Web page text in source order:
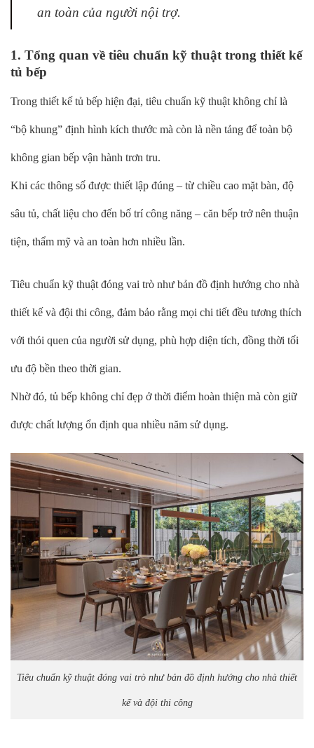
an toàn của người nội trợ.
1. Tổng quan về tiêu chuẩn kỹ thuật trong thiết kế
tủ bếp
Trong thiết kế tủ bếp hiện đại, tiêu chuẩn kỹ thuật không chỉ là
“bộ khung” định hình kích thước mà còn là nền tảng để toàn bộ
không gian bếp vận hành trơn tru.
Khi các thông số được thiết lập đúng – từ chiều cao mặt bàn, độ
sâu tủ, chất liệu cho đến bố trí công năng – căn bếp trở nên thuận
tiện, thẩm mỹ và an toàn hơn nhiều lần.
Tiêu chuẩn kỹ thuật đóng vai trò như bản đồ định hướng cho nhà
thiết kế và đội thi công, đảm bảo rằng mọi chi tiết đều tương thích
với thói quen của người sử dụng, phù hợp diện tích, đồng thời tối
ưu độ bền theo thời gian.
Nhờ đó, tủ bếp không chỉ đẹp ở thời điểm hoàn thiện mà còn giữ
được chất lượng ổn định qua nhiều năm sử dụng.
Tiêu chuẩn kỹ thuật đóng vai trò như bản đồ định hướng cho nhà thiết
kế và đội thi công